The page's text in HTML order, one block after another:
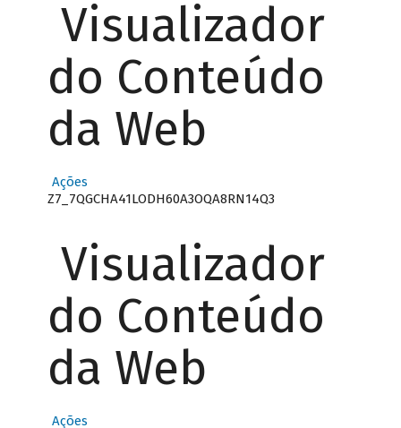
Visualizador
do Conteúdo
da Web
Ações
Z7_7QGCHA41LODH60A3OQA8RN14Q3
Visualizador
do Conteúdo
da Web
Ações